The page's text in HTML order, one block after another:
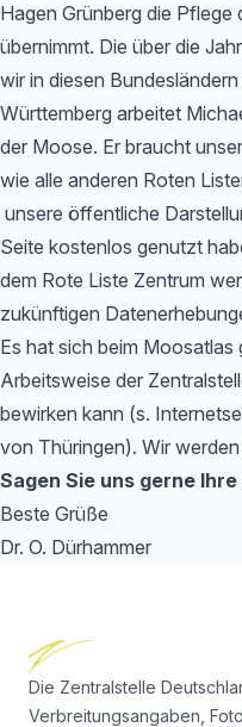
Hagen Grünberg die
übernimmt. Die über die
wir in diesen
Württemberg arbeitet
der Moose. Er braucht
wie alle anderen Roten
unsere öffentliche
Seite kostenlos genutzt
dem Rote Liste Zentrum
zukünftigen
Es hat sich beim
Arbeitsweise der
bewirken kann (s.
von Thüringen). Wir
Sagen Sie uns gerne
Beste Grüße
Dr. O. Dürhammer
Die Zentralstelle
Verbreitungsangaben,